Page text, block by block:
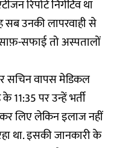
रिपोर्ट निगेटिव था
सब उनकी लापरवाही से
सफाई तो अस्पतालों
सचिन वापस मेडिकल
पर उन्हें भर्ती
कर लिए लेकिन इलाज नहीं
था. इसकी जानकारी के